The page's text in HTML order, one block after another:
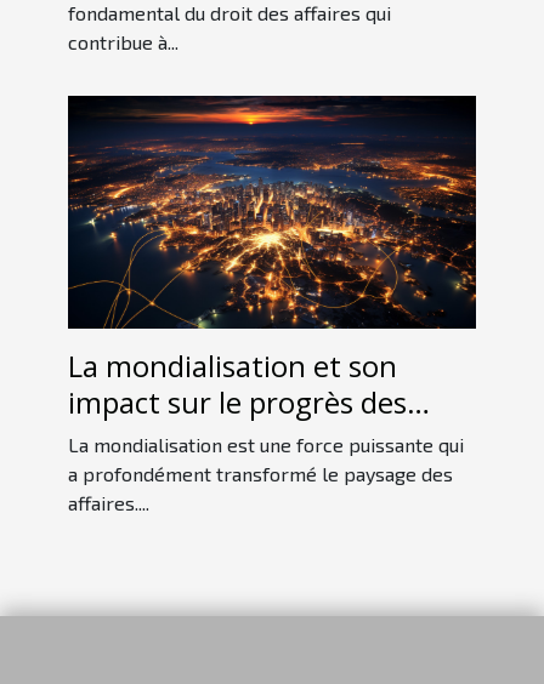
fondamental du droit des affaires qui
contribue à...
La mondialisation et son
impact sur le progrès des
entreprises
La mondialisation est une force puissante qui
a profondément transformé le paysage des
affaires....